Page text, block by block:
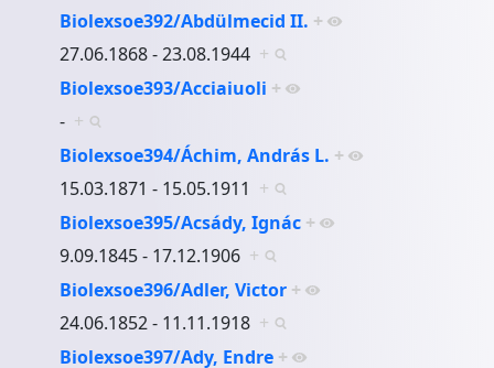
Biolexsoe392/Abdülmecid II. +
27.06.1868 - 23.08.1944 +
Biolexsoe393/Acciaiuoli +
- +
Biolexsoe394/Áchim, András L. +
15.03.1871 - 15.05.1911 +
Biolexsoe395/Acsády, Ignác +
9.09.1845 - 17.12.1906 +
Biolexsoe396/Adler, Victor +
24.06.1852 - 11.11.1918 +
Biolexsoe397/Ady, Endre +